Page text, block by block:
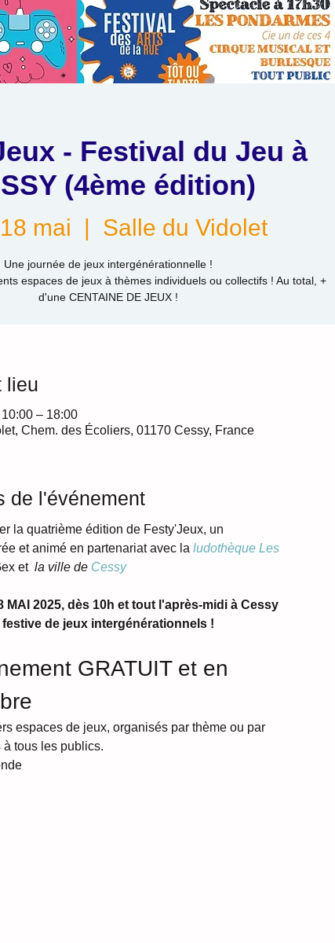
- Festival du Jeu à
(4ème édition)
mai Salle du Vidolet
Une journée de jeux intergénérationnelle !
espaces de jeux à thèmes individuels ou collectifs ! Au total, +
d'une CENTAINE DE JEUX !
lieu
– 18:00
Chem. des Écoliers, 01170 Cessy, France
de l'événement
la quatrième édition de Festy'Jeux, un
et animé en partenariat avec la ludothèque Les
et la ville de Cessy
MAI 2025, dès 10h et tout l'après-midi à Cessy
de jeux intergénérationnels !
GRATUIT et en
espaces de jeux, organisés par thème ou par
à tous les publics.